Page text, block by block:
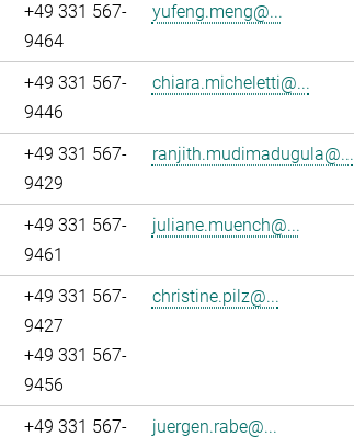
+49 331 567-
9464
yufeng.meng@...
+49 331 567-
9446
chiara.micheletti@...
+49 331 567-
9429
ranjith.mudimadugula@...
+49 331 567-
9461
juliane.muench@...
+49 331 567-
9427
+49 331 567-
9456
christine.pilz@...
+49 331 567-
juergen.rabe@...